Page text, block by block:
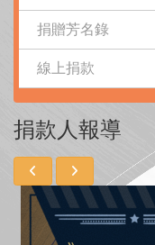
捐贈芳名錄
線上捐款
捐款人報導